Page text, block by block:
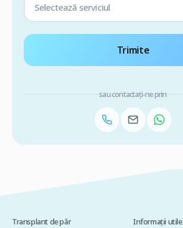
Selectează serviciul
Trimite
sau contactați-ne prin
Transplant de păr Informații utile